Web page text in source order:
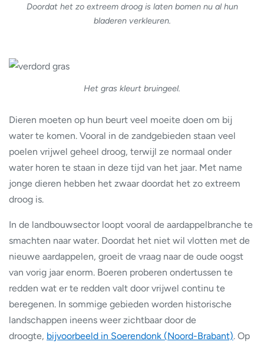
Doordat het zo extreem droog is laten bomen nu al hun
bladeren verkleuren.
Het gras kleurt bruingeel.
Dieren moeten op hun beurt veel moeite doen om bij
water te komen. Vooral in de zandgebieden staan veel
poelen vrijwel geheel droog, terwijl ze normaal onder
water horen te staan in deze tijd van het jaar. Met name
jonge dieren hebben het zwaar doordat het zo extreem
droog is.
In de landbouwsector loopt vooral de aardappelbranche te
smachten naar water. Doordat het niet wil vlotten met de
nieuwe aardappelen, groeit de vraag naar de oude oogst
van vorig jaar enorm. Boeren proberen ondertussen te
redden wat er te redden valt door vrijwel continu te
beregenen. In sommige gebieden worden historische
landschappen ineens weer zichtbaar door de
droogte, bijvoorbeeld in Soerendonk (Noord-Brabant). Op